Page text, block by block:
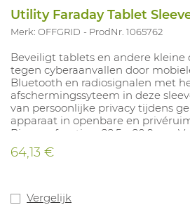
Utility Faraday Tablet
Merk: OFFGRID ProdNr. 1065762
Beveiligt tablets en andere kleine
tegen cyberaanvallen door
Bluetooth en radiosignalen met
afschermingssyteem in deze
van persoonlijke privacy tijdens
apparaat in openbare en
Binnenafmeting: 28,5 x 20,9 cm.
188-125-2.
64,13 €
Vergelijk